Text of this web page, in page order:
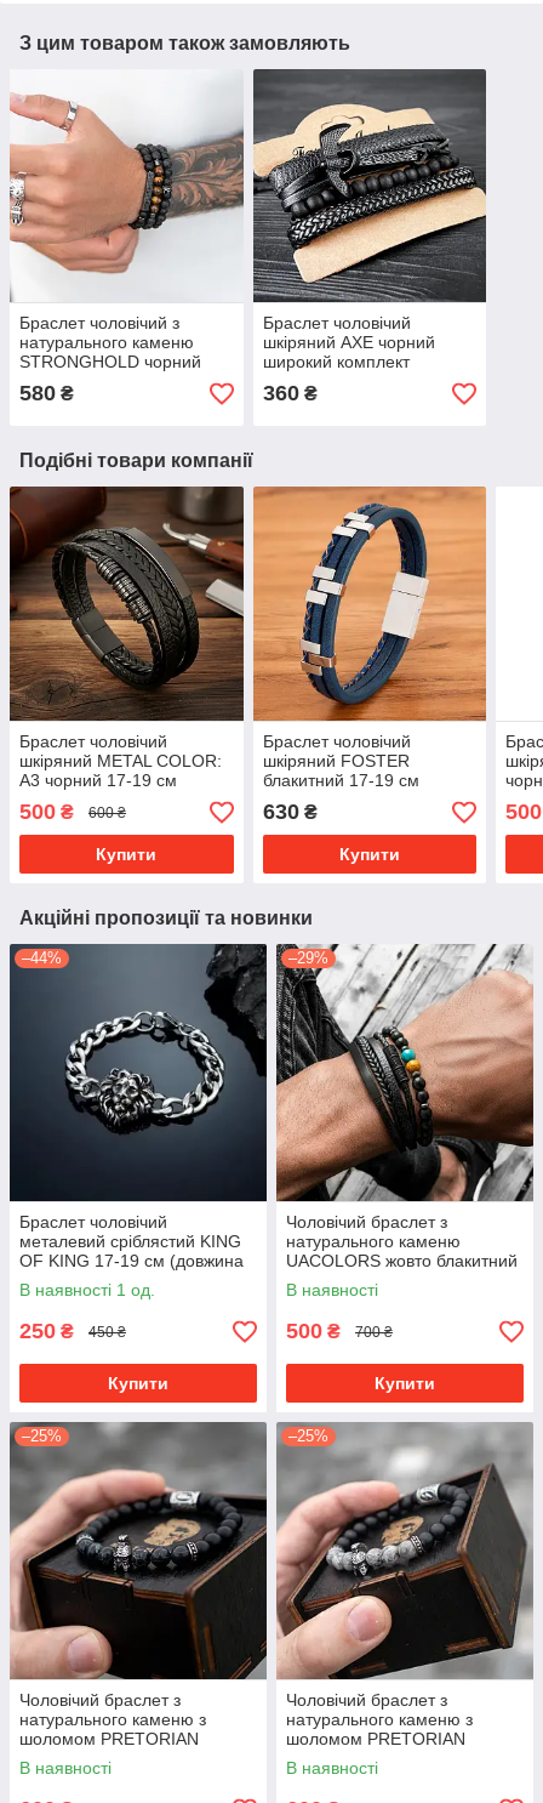
З цим товаром також замовляють
Браслет чоловічий з
натурального каменю
STRONGHOLD чорний
широкий набір
580 ₴
Браслет чоловічий
шкіряний AXE чорний
широкий комплект
360₴
Подібні товари компанії
Браслет чоловічий
шкіряний METAL COLOR:
A3 чорний 17-19 см
500 ₴ 600 ₴
Купити
Браслет чоловічий
шкіряний FOSTER
блакитний 17-19 см
630₴
Купити
500
Акційні пропозиції та новинки
–44%
Браслет чоловічий
металевий сріблястий KING
OF KING 17-19 см (довжина
21 см)
В наявності 1 од.
250 ₴ 450 ₴
Купити
–29%
Чоловічий браслет з
натурального каменю
UACOLORS жовто блакитний
В наявності
500 ₴ 700 ₴
Купити
–25%
Чоловічий браслет з
натурального каменю з
шоломом PRETORIAN
преміум якість
В наявності
–25%
Чоловічий браслет з
натурального каменю з
шоломом PRETORIAN
преміум якість
В наявності